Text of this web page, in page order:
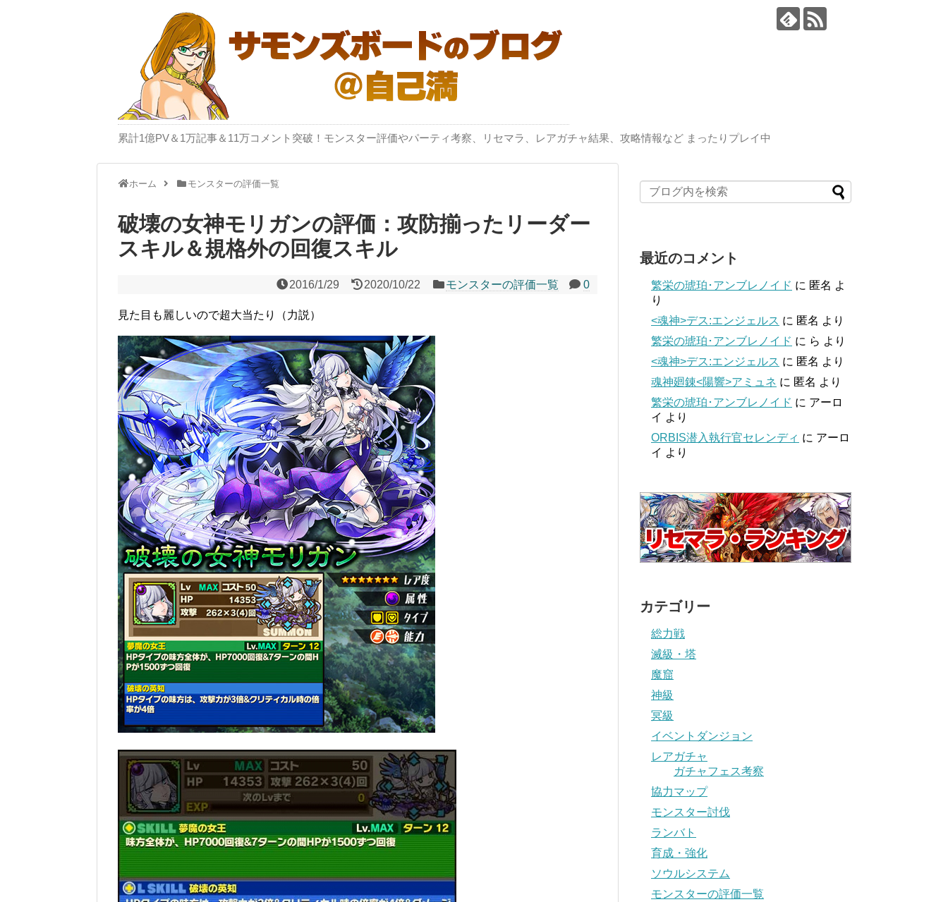
累計1億PV＆1万記事＆11万コメント突破！モンスター評価やパーティ考察、リセマラ、レアガチャ結果、攻略情報など まったりプレイ中
ホーム モンスターの評価一覧
破壊の女神モリガンの評価：攻防揃ったリーダー
スキル＆規格外の回復スキル
2016/1/29 2020/10/22 モンスターの評価一覧 0
見た目も麗しいので超大当たり（力説）
最近のコメント
繁栄の琥珀･アンブレノイド に 匿名 よ
り
<魂神>デス:エンジェルス に 匿名 より
繁栄の琥珀･アンブレノイド に ら より
<魂神>デス:エンジェルス に 匿名 より
魂神廻錬<陽響>アミュネ に 匿名 より
繁栄の琥珀･アンブレノイド に アーロ
イ より
ORBIS潜入執行官セレンディ に アーロ
イ より
カテゴリー
総力戦
滅級・塔
魔窟
神級
冥級
イベントダンジョン
レアガチャ
ガチャフェス考察
協力マップ
モンスター討伐
ランバト
育成・強化
ソウルシステム
モンスターの評価一覧